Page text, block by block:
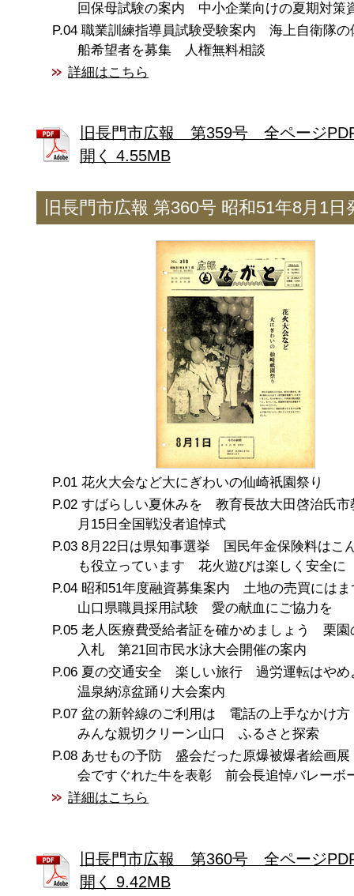
回保母試験の案内 中小企業向けの夏期対策
職業訓練指導員試験受験案内 海上自衛隊の
船希望者を募集 人権無料相談
詳細はこちら
旧長門市広報 第359号 全ページ
開く 4.55MB
旧長門市広報 第360号 昭和51年8月1日
花火大会など大にぎわいの仙崎祇園祭り
すばらしい夏休みを 教育長故大田啓治氏
月15日全国戦没者追悼式
8月22日は県知事選挙 国民年金保険料はこ
も役立っています 花火遊びは楽しく安全に
昭和51年度融資募集案内 土地の売買には
山口県職員採用試験 愛の献血にご協力を
老人医療費受給者証を確かめましょう 栗園
入札 第21回市民水泳大会開催の案内
夏の交通安全 楽しい旅行 過労運転はや
温泉納涼盆踊り大会案内
盆の新幹線のご利用は 電話の上手なかけ
みんな親切クリーン山口 ふるさと探索
あせもの予防 盛会だった原爆被爆者絵画
会ですぐれた牛を表彰 前会長追悼バレーボ
詳細はこちら
旧長門市広報 第360号 全ページ
開く 9.42MB